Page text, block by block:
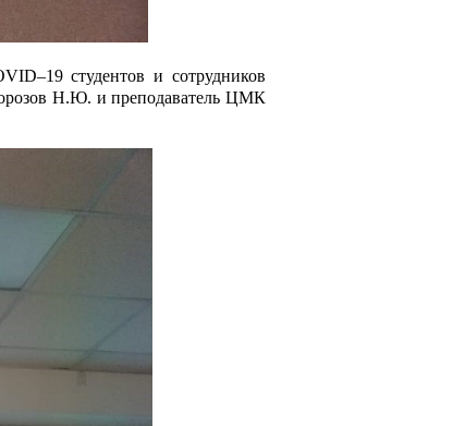
студентов и сотрудников
Н.Ю. и преподаватель ЦМК